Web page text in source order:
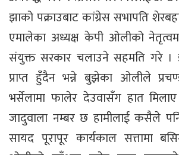
झाको पक्राउबाट कांग्रेस सभापति
एमालेका अध्यक्ष केपी ओलीको
संयुक्त सरकार चलाउने सहमति गरे ।
प्राप्त हुँदैन भन्ने बुझेका ओलीले
भर्सेलामा फालेर देउवासँग हात
जादुवाला नम्बर छ हामीलाई कसैले
सायद पूरापूर कार्यकाल सत्तामा